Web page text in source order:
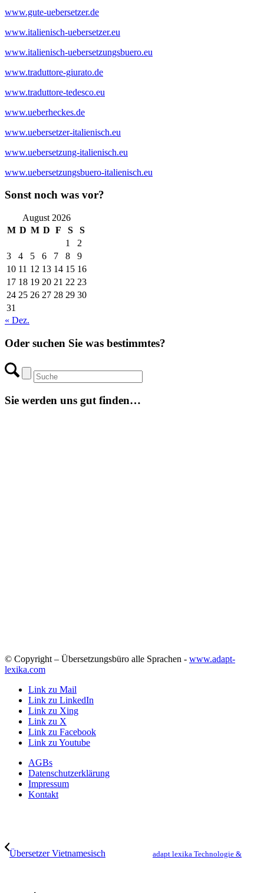
www.gute-uebersetzer.de
www.italienisch-uebersetzer.eu
www.italienisch-uebersetzungsbuero.eu
www.traduttore-giurato.de
www.traduttore-tedesco.eu
www.ueberheckes.de
www.uebersetzer-italienisch.eu
www.uebersetzung-italienisch.eu
www.uebersetzungsbuero-italienisch.eu
Sonst noch was vor?
August 2026
M D M D F S
S
1
2
3
4 5 6 7 8
9
10 11 12 13 14 15 16
17 18 19 20 21 22 23
24 25 26 27 28 29 30
31
« Dez.
Oder suchen Sie was bestimmtes?
Sie werden uns gut finden…
© Copyright – Übersetzungsbüro alle Sprachen - www.adapt-
lexika.com
Link zu Mail
Link zu LinkedIn
Link zu Xing
Link zu X
Link zu Facebook
Link zu Youtube
AGBs
Datenschutzerklärung
Impressum
Kontakt
Übersetzer Vietnamesisch adapt lexika Technologie &